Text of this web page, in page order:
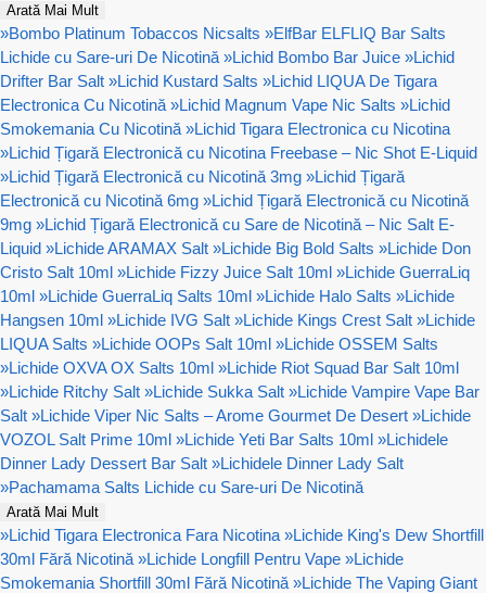
Arată Mai Mult
»Bombo Platinum Tobaccos Nicsalts »ElfBar ELFLIQ Bar Salts
Lichide cu Sare-uri De Nicotină »Lichid Bombo Bar Juice »Lichid
Drifter Bar Salt »Lichid Kustard Salts »Lichid LIQUA De Tigara
Electronica Cu Nicotină »Lichid Magnum Vape Nic Salts »Lichid
Smokemania Cu Nicotină »Lichid Tigara Electronica cu Nicotina
»Lichid Țigară Electronică cu Nicotina Freebase – Nic Shot E-Liquid
»Lichid Țigară Electronică cu Nicotină 3mg »Lichid Țigară
Electronică cu Nicotină 6mg »Lichid Țigară Electronică cu Nicotină
9mg »Lichid Țigară Electronică cu Sare de Nicotină – Nic Salt E-
Liquid »Lichide ARAMAX Salt »Lichide Big Bold Salts »Lichide Don
Cristo Salt 10ml »Lichide Fizzy Juice Salt 10ml »Lichide GuerraLiq
10ml »Lichide GuerraLiq Salts 10ml »Lichide Halo Salts »Lichide
Hangsen 10ml »Lichide IVG Salt »Lichide Kings Crest Salt »Lichide
LIQUA Salts »Lichide OOPs Salt 10ml »Lichide OSSEM Salts
»Lichide OXVA OX Salts 10ml »Lichide Riot Squad Bar Salt 10ml
»Lichide Ritchy Salt »Lichide Sukka Salt »Lichide Vampire Vape Bar
Salt »Lichide Viper Nic Salts – Arome Gourmet De Desert »Lichide
VOZOL Salt Prime 10ml »Lichide Yeti Bar Salts 10ml »Lichidele
Dinner Lady Dessert Bar Salt »Lichidele Dinner Lady Salt
»Pachamama Salts Lichide cu Sare-uri De Nicotină
Arată Mai Mult
»Lichid Tigara Electronica Fara Nicotina »Lichide King's Dew Shortfill
30ml Fără Nicotină »Lichide Longfill Pentru Vape »Lichide
Smokemania Shortfill 30ml Fără Nicotină »Lichide The Vaping Giant